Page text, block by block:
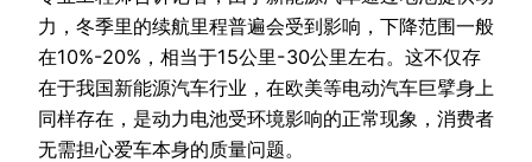
力，冬季里的续航里程普遍会受到影响，下降范围一般
在10%-20%，相当于15公里-30公里左右。这不仅存
在于我国新能源汽车行业，在欧美等电动汽车巨擘身上
同样存在，是动力电池受环境影响的正常现象，消费者
无需担心爱车本身的质量问题。